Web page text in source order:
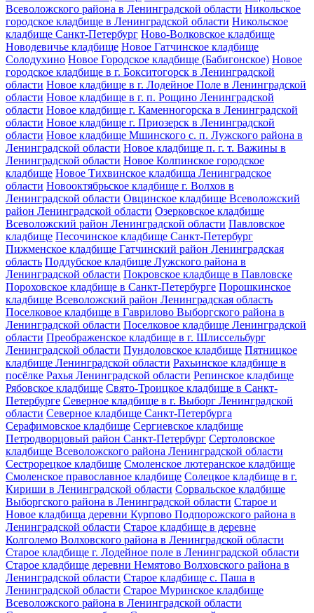
Всеволожского района в Ленинградской области Никольское
городское кладбище в Ленинградской области Никольское
кладбище Санкт-Петербург Ново-Волковское кладбище
Новодевичье кладбище Новое Гатчинское кладбище
Солодухино Новое Городское кладбище (Бабигонское) Новое
городское кладбище в г. Бокситогорск в Ленинградской
области Новое кладбище в г. Лодейное Поле в Ленинградской
области Новое кладбище в г. п. Рощино Ленинградской
области Новое кладбище г. Каменногорска в Ленинградской
области Новое кладбище г. Приозерск в Ленинградской
области Новое кладбище Мшинского с. п. Лужского района в
Ленинградской области Новое кладбище п. г. т. Важины в
Ленинградской области Новое Колпинское городское
кладбище Новое Тихвинское кладбища Ленинградское
области Новооктябрьское кладбище г. Волхов в
Ленинградской области Овцинское кладбище Всеволожский
район Ленинградской области Озерковское кладбище
Всеволожский район Ленинградской области Павловское
кладбище Песочинское кладбище Санкт-Петербург
Пижменское кладбище Гатчинский район Ленинградская
область Поддубское кладбище Лужского района в
Ленинградской области Покровское кладбище в Павловске
Пороховское кладбище в Санкт-Петербурге Порошкинское
кладбище Всеволожский район Ленинградская область
Поселковое кладбище в Гаврилово Выборгского района в
Ленинградской области Поселковое кладбище Ленинградской
области Преображенское кладбище в г. Шлиссельбург
Ленинградской области Пундоловское кладбище Пятницкое
кладбище Ленинградской области Рахьинское кладбище в
посёлке Рахья Ленинградской области Репинское кладбище
Рябовское кладбище Свято-Троицкое кладбище в Санкт-
Петербурге Северное кладбище в г. Выборг Ленинградской
области Северное кладбище Санкт-Петербурга
Серафимовское кладбище Сергиевское кладбище
Петродворцовый район Санкт-Петербург Сертоловское
кладбище Всеволожского района Ленинградской области
Сестрорецкое кладбище Смоленское лютеранское кладбище
Смоленское православное кладбище Солецкое кладбище в г.
Кириши в Ленинградской области Сорвальское кладбище
Выборгского района в Ленинградской области Старое и
Новое кладбища деревни Курпово Подпорожского района в
Ленинградской области Старое кладбище в деревне
Колголемо Волховского района в Ленинградской области
Старое кладбище г. Лодейное поле в Ленинградской области
Старое кладбище деревни Немятово Волховского района в
Ленинградской области Старое кладбище с. Паша в
Ленинградской области Старое Муринское кладбище
Всеволожского района в Ленинградской области